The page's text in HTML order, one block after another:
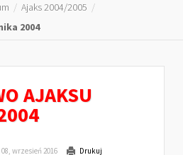
/ Ajaks 2004/2005 /
2004
AJAKSU
wrzesień 2016
Drukuj